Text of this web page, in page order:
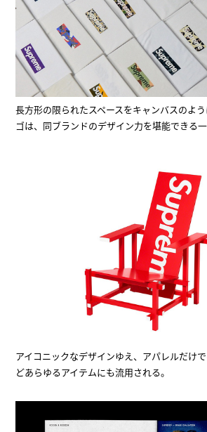
長方形の限られたスペースをキャンバスのよ
ゴは、同ブランドのデザイン力を堪能できる一
アイコニックなデザインゆえ、アパレルだけ
どあらゆるアイテムにも流用される。